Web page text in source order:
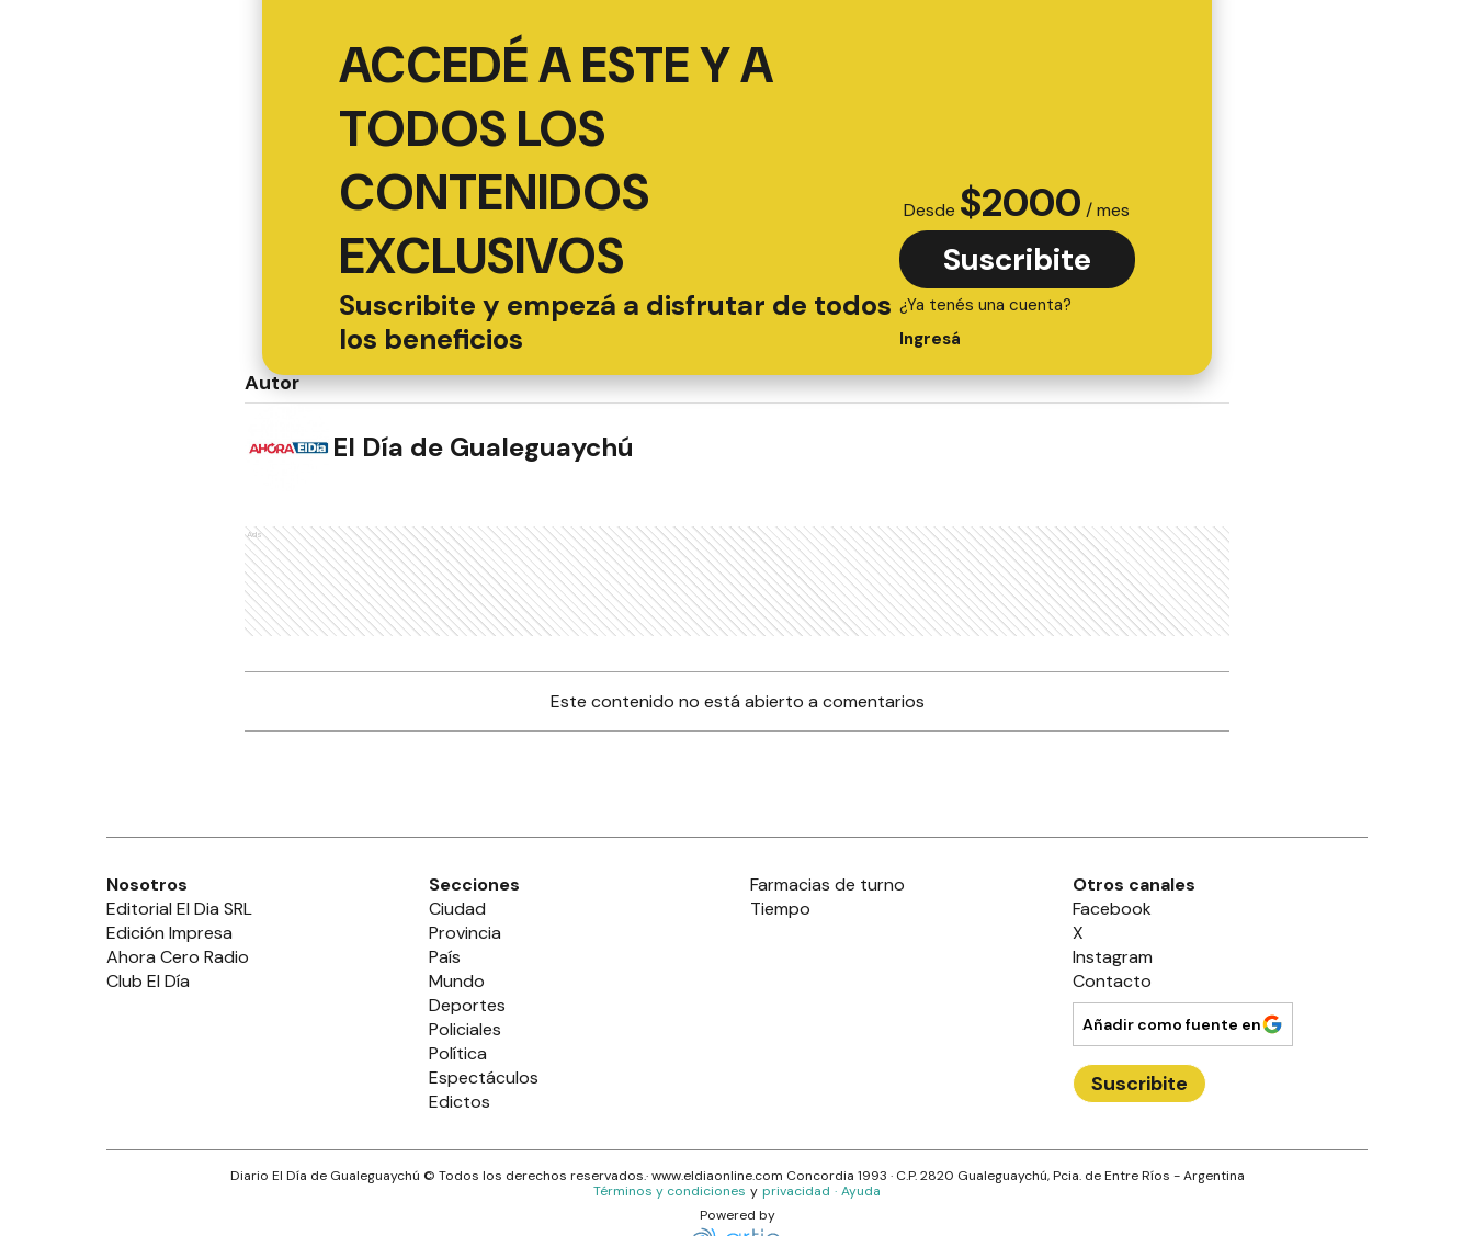
ACCEDÉ A ESTE Y A
TODOS LOS
CONTENIDOS
EXCLUSIVOS
Suscribite y empezá a disfrutar de todos
los beneficios
Desde $2000 / mes
Suscribite
¿Ya tenés una cuenta?
Ingresá
Autor
El Día de Gualeguaychú
Ads
Este contenido no está abierto a comentarios
Nosotros
Editorial El Dia SRL
Edición Impresa
Ahora Cero Radio
Club El Día
Secciones
Ciudad
Provincia
País
Mundo
Deportes
Policiales
Política
Espectáculos
Edictos
Farmacias de turno
Tiempo
Otros canales
Facebook
X
Instagram
Contacto
Añadir como fuente en
Suscribite
Diario El Día de Gualeguaychú © Todos los derechos reservados.· www.eldiaonline.com Concordia 1993 · C.P.2820 Gualeguaychú, Pcia. de Entre Ríos - Argentina
Términos y condiciones y privacidad · Ayuda
Powered by